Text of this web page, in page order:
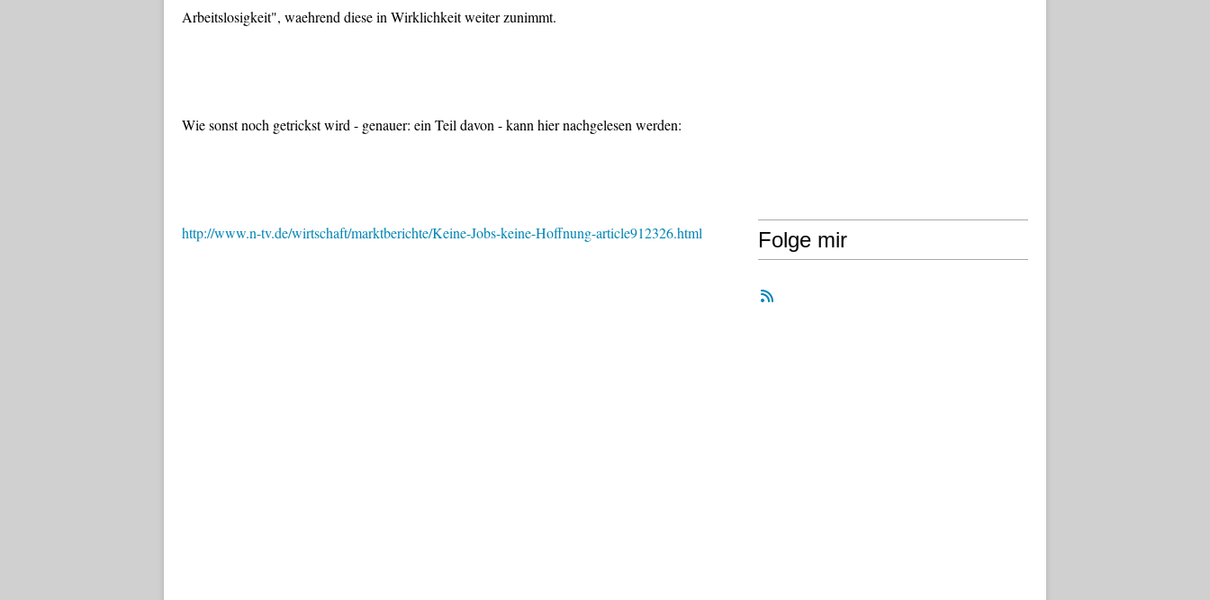
Arbeitslosigkeit", waehrend diese in Wirklichkeit weiter zunimmt.
Wie sonst noch getrickst wird - genauer: ein Teil davon - kann hier nachgelesen werden:
http://www.n-tv.de/wirtschaft/marktberichte/Keine-Jobs-keine-Hoffnung-article912326.html Folge mir